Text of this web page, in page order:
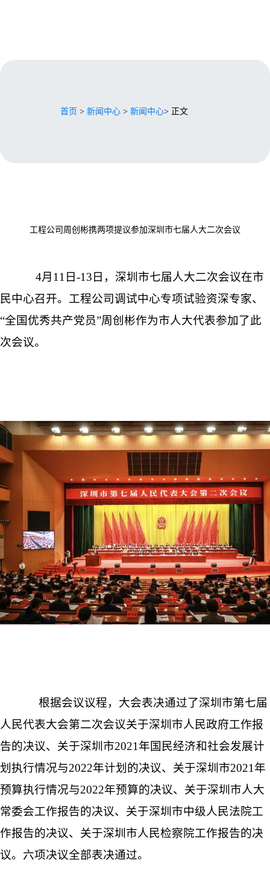
首页 > 新闻中心 > 新闻中心> 正文
工程公司周创彬携两项提议参加深圳市七届人大二次会议
4月11日-13日，深圳市七届人大二次会议在市
民中心召开。工程公司调试中心专项试验资深专家、
“全国优秀共产党员”周创彬作为市人大代表参加了此
次会议。
根据会议议程，大会表决通过了深圳市第七届
人民代表大会第二次会议关于深圳市人民政府工作报
告的决议、关于深圳市2021年国民经济和社会发展计
划执行情况与2022年计划的决议、关于深圳市2021年
预算执行情况与2022年预算的决议、关于深圳市人大
常委会工作报告的决议、关于深圳市中级人民法院工
作报告的决议、关于深圳市人民检察院工作报告的决
议。六项决议全部表决通过。